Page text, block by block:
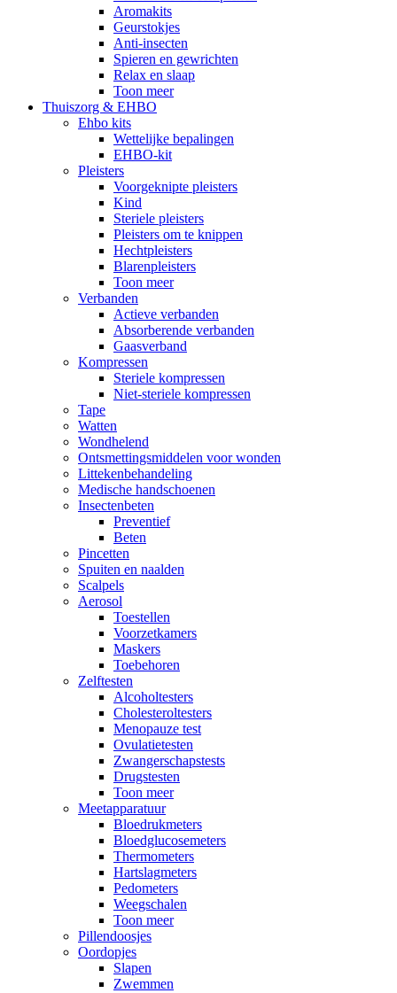
Aromakits
Geurstokjes
Anti-insecten
Spieren en gewrichten
Relax en slaap
Toon meer
Thuiszorg & EHBO
Ehbo kits
Wettelijke bepalingen
EHBO-kit
Pleisters
Voorgeknipte pleisters
Kind
Steriele pleisters
Pleisters om te knippen
Hechtpleisters
Blarenpleisters
Toon meer
Verbanden
Actieve verbanden
Absorberende verbanden
Gaasverband
Kompressen
Steriele kompressen
Niet-steriele kompressen
Tape
Watten
Wondhelend
Ontsmettingsmiddelen voor wonden
Littekenbehandeling
Medische handschoenen
Insectenbeten
Preventief
Beten
Pincetten
Spuiten en naalden
Scalpels
Aerosol
Toestellen
Voorzetkamers
Maskers
Toebehoren
Zelftesten
Alcoholtesters
Cholesteroltesters
Menopauze test
Ovulatietesten
Zwangerschapstests
Drugstesten
Toon meer
Meetapparatuur
Bloedrukmeters
Bloedglucosemeters
Thermometers
Hartslagmeters
Pedometers
Weegschalen
Toon meer
Pillendoosjes
Oordopjes
Slapen
Zwemmen